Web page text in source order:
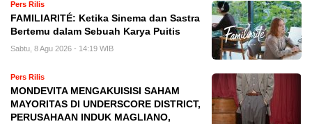
Pers Rilis
FAMILIARITÉ: Ketika Sinema dan Sastra
Bertemu dalam Sebuah Karya Puitis
Sabtu, 8 Agu 2026 - 14:19 WIB
Pers Rilis
MONDEVITA MENGAKUISISI SAHAM
MAYORITAS DI UNDERSCORE DISTRICT,
PERUSAHAAN INDUK MAGLIANO,